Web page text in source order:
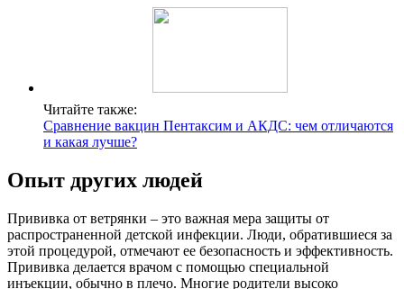
Читайте также:
Сравнение вакцин Пентаксим и АКДС: чем отличаются
и какая лучше?
Опыт других людей
Прививка от ветрянки – это важная мера защиты от
распространенной детской инфекции. Люди, обратившиеся за
этой процедурой, отмечают ее безопасность и эффективность.
Прививка делается врачом с помощью специальной
инъекции, обычно в плечо. Многие родители высоко